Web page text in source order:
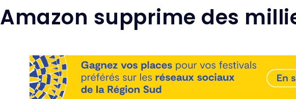
Amazon supprime des